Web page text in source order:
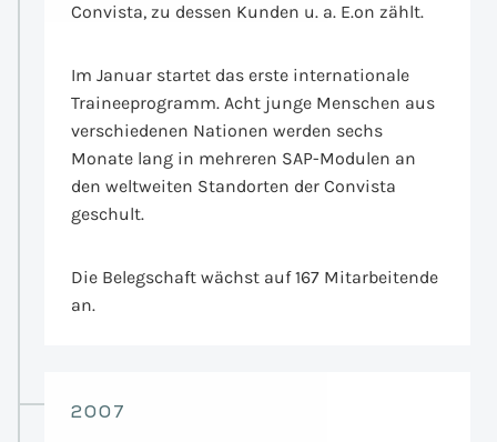
Convista, zu dessen Kunden u. a. E.on zählt.
Im Januar startet das erste internationale
Traineeprogramm. Acht junge Menschen aus
verschiedenen Nationen werden sechs
Monate lang in mehreren SAP-Modulen an
den weltweiten Standorten der Convista
geschult.
Die Belegschaft wächst auf 167 Mitarbeitende
an.
2007